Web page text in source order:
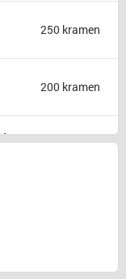
250 kramen
200 kramen
175 kramen